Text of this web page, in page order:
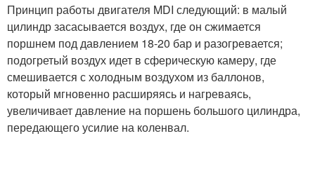
Принцип работы двигателя MDI следующий: в малый
цилиндр засасывается воздух, где он сжимается
поршнем под давлением 18-20 бар и разогревается;
подогретый воздух идет в сферическую камеру, где
смешивается с холодным воздухом из баллонов,
который мгновенно расширяясь и нагреваясь,
увеличивает давление на поршень большого цилиндра,
передающего усилие на коленвал.